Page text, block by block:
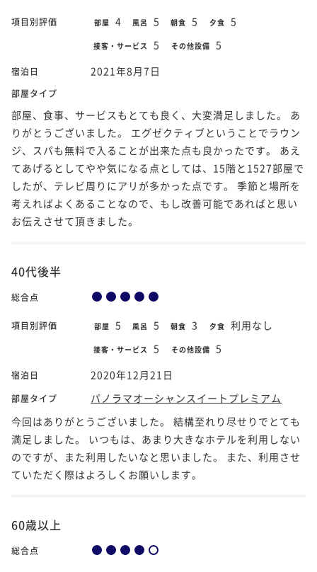
項目別評価 部屋 4 風呂 5 朝食 5 夕食 5
接客・サービス 5 その他設備 5
宿泊日 2021年8月7日
部屋タイプ
部屋、食事、サービスもとても良く、大変満足しました。 あ
りがとうございました。 エグゼクティブということでラウン
ジ、スパも無料で入ることが出来た点も良かったです。 あえ
てあげるとしてやや気になる点としては、15階と1527部屋で
したが、テレビ周りにアリが多かった点です。 季節と場所を
考えればよくあることなので、もし改善可能であればと思い
お伝えさせて頂きました。
40代後半
総合点
項目別評価 部屋 5 風呂 5 朝食 3 夕食 利用なし
接客・サービス 5 その他設備 5
宿泊日 2020年12月21日
部屋タイプ
パノラマオーシャンスイートプレミアム
今回はありがとうございました。 結構至れり尽せりでとても
満足しました。 いつもは、あまり大きなホテルを利用しない
のですが、また利用したいなと思いました。 また、利用させ
ていただく際はよろしくお願いします。
60歳以上
総合点